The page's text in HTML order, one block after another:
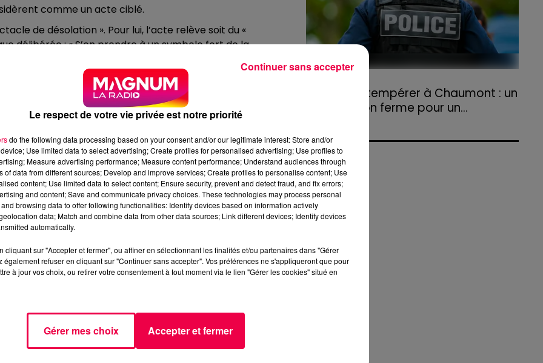
comme un acte ciblé.
de désolation ». Pour lui, l’acte relève soit du «
délibérée : « S’en prendre à un symbole fort de la
». Une analyse partagée par le préfet du
toucher un symbole de la République ».
TOLÉRANCE ZÉRO »
du Conseil Départemental de Meurthe-et-Moselle, a
classé REP+. Elle réclame une réponse pénale
intolérable. C'est un acte grave qui touche la
Je considère que l'acte et les incendies qui ont
cas une sanction forte et une tolérance zéro ».
cours, la présidente du département concède n'avoir «
lançant un message de fermeté : « La République, elle
face à cet acte
Refus d'obtempérer à Chaumont : un
an de prison ferme pour un...
l'annulation de son permis et la confiscation
de son véhicule.
Le respect de votre vie privée est notre priorité
do the following data processing based on your consent and/or our legitimate interest: Store and/or
Use limited data to select advertising; Create profiles for personalised advertising; Use profiles to
Measure advertising performance; Measure content performance; Understand audiences through
of data from different sources; Develop and improve services; Create profiles to personalise content; Use
content; Use limited data to select content; Ensure security, prevent and detect fraud, and fix errors;
and content; Save and communicate privacy choices. These technologies may process personal
browsing data to offer following functionalities: Identify devices based on information actively
data; Match and combine data from other data sources; Link different devices; Identify devices
automatically.
cliquant sur "Accepter et fermer", ou affiner en sélectionnant les finalités et/ou partenaires dans "Gérer
également refuser en cliquant sur "Continuer sans accepter". Vos préférences ne s'appliqueront que pour
à jour vos choix, ou retirer votre consentement à tout moment via le lien "Gérer les cookies" situé en
Gérer mes choix Accepter et fermer
Continuer sans accepter